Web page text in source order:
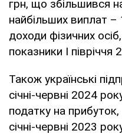
грн, що збільшився
найбільших виплат
доходи фізичних
показники I півріччя
Також українські
січні-червні 2024
податку на
січні-червні 2023